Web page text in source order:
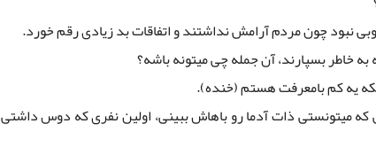
نبود چون مردم آرامش نداشتند و اتفاقات بد زیادی رقم خورد.
به خاطر بسپارند، آن جمله چی میتونه باشه؟
یه کم بامعرفت هستم (خنده).
میتونستی ذات آدما رو باهاش ببینی، اولین نفری که دوس داشتی